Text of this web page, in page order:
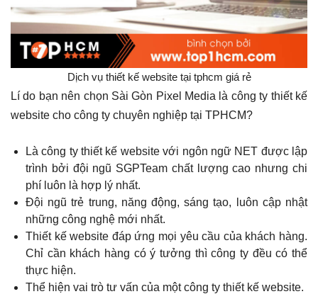
Dịch vụ thiết kế website tại tphcm giá rẻ
Lí do bạn nên chọn Sài Gòn Pixel Media là công ty thiết kế
website cho công ty chuyên nghiệp tại TPHCM?
Là công ty thiết kế website với ngôn ngữ NET được lập
trình bởi đội ngũ SGPTeam chất lượng cao nhưng chi
phí luôn là hợp lý nhất.
Đội ngũ trẻ trung, năng động, sáng tạo, luôn cập nhật
những công nghệ mới nhất.
Thiết kế website đáp ứng mọi yêu cầu của khách hàng.
Chỉ cần khách hàng có ý tưởng thì công ty đều có thể
thực hiện.
Thể hiện vai trò tư vấn của một công ty thiết kế website.